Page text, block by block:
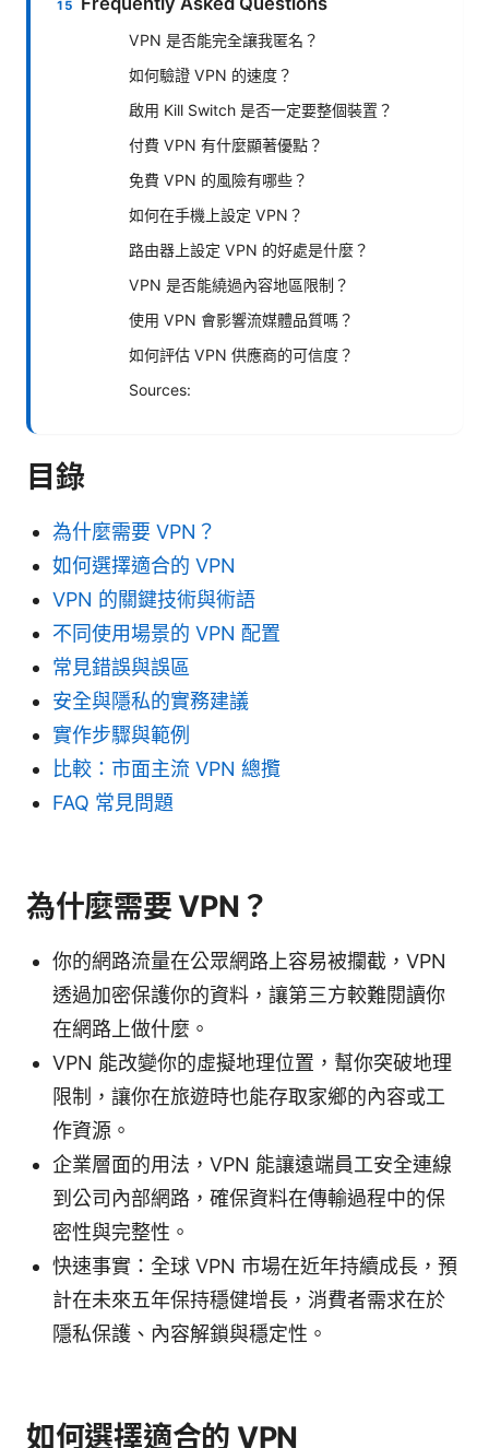
VPN 是否能完全讓我匿名？
如何驗證 VPN 的速度？
啟用 Kill Switch 是否一定要整個裝置？
付費 VPN 有什麼顯著優點？
免費 VPN 的風險有哪些？
如何在手機上設定 VPN？
路由器上設定 VPN 的好處是什麼？
VPN 是否能繞過內容地區限制？
使用 VPN 會影響流媒體品質嗎？
如何評估 VPN 供應商的可信度？
Sources:
目錄
為什麼需要 VPN？
如何選擇適合的 VPN
VPN 的關鍵技術與術語
不同使用場景的 VPN 配置
常見錯誤與誤區
安全與隱私的實務建議
實作步驟與範例
比較：市面主流 VPN 總攬
FAQ 常見問題
為什麼需要 VPN？
你的網路流量在公眾網路上容易被攔截，VPN
透過加密保護你的資料，讓第三方較難閱讀你
在網路上做什麼。
VPN 能改變你的虛擬地理位置，幫你突破地理
限制，讓你在旅遊時也能存取家鄉的內容或工
作資源。
企業層面的用法，VPN 能讓遠端員工安全連線
到公司內部網路，確保資料在傳輸過程中的保
密性與完整性。
快速事實：全球 VPN 市場在近年持續成長，預
計在未來五年保持穩健增長，消費者需求在於
隱私保護、內容解鎖與穩定性。
如何選擇適合的 VPN